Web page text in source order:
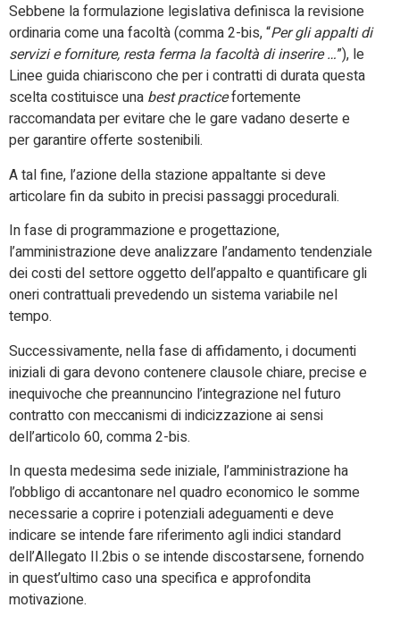
Sebbene la formulazione legislativa definisca la revisione
ordinaria come una facoltà (comma 2-bis, “Per gli appalti di
servizi e forniture, resta ferma la facoltà di inserire …”), le
Linee guida chiariscono che per i contratti di durata questa
scelta costituisce una best practicefortemente
raccomandata per evitare che le gare vadano deserte e
per garantire offerte sostenibili.
A tal fine, l’azione della stazione appaltante si deve
articolare fin da subito in precisi passaggi procedurali.
In fase di programmazione e progettazione,
l’amministrazione deve analizzare l’andamento tendenziale
dei costi del settore oggetto dell’appalto e quantificare gli
oneri contrattuali prevedendo un sistema variabile nel
tempo.
Successivamente, nella fase di affidamento, i documenti
iniziali di gara devono contenere clausole chiare, precise e
inequivoche che preannuncino l’integrazione nel futuro
contratto con meccanismi di indicizzazione ai sensi
dell’articolo 60, comma 2-bis.
In questa medesima sede iniziale, l’amministrazione ha
l’obbligo di accantonare nel quadro economico le somme
necessarie a coprire i potenziali adeguamenti e deve
indicare se intende fare riferimento agli indici standard
dell’Allegato II.2bis o se intende discostarsene, fornendo
in quest’ultimo caso una specifica e approfondita
motivazione.